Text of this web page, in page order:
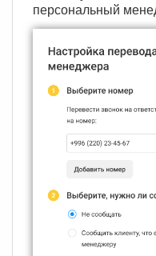
персональный